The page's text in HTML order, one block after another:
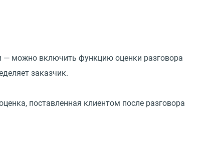
— можно включить функцию оценки разговора
заказчик.
поставленная клиентом после разговора